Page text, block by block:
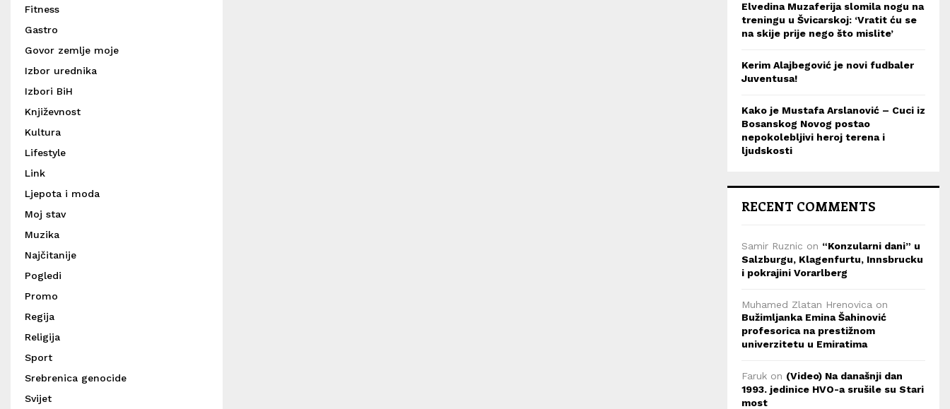
Fitness
Gastro
Govor zemlje moje
Izbor urednika
Izbori BiH
Književnost
Kultura
Lifestyle
Link
Ljepota i moda
Moj stav
Muzika
Najčitanije
Pogledi
Promo
Regija
Religija
Sport
Srebrenica genocide
Svijet
Elvedina Muzaferija slomila nogu na
treningu u Švicarskoj: ‘Vratit ću se
na skije prije nego što mislite’
Kerim Alajbegović je novi fudbaler
Juventusa!
Kako je Mustafa Arslanović – Cuci iz
Bosanskog Novog postao
nepokolebljivi heroj terena i
ljudskosti
RECENT COMMENTS
Samir Ruznic on “Konzularni dani” u
Salzburgu, Klagenfurtu, Innsbrucku
i pokrajini Vorarlberg
Muhamed Zlatan Hrenovica on
Bužimljanka Emina Šahinović
profesorica na prestižnom
univerzitetu u Emiratima
Faruk on (Video) Na današnji dan
1993. jedinice HVO-a srušile su Stari
most